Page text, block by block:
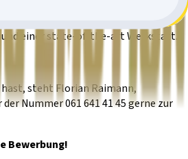
mit einem grosszügigen, hellen
einer state-of-the-art Werkstatt.
steht Florian Raimann,
Nummer 061 641 41 45 gerne zur
Bewerbung!